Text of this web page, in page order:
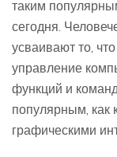
таким
сегодня.
усваивают то,
управление
функций и
популярным, как
графическими